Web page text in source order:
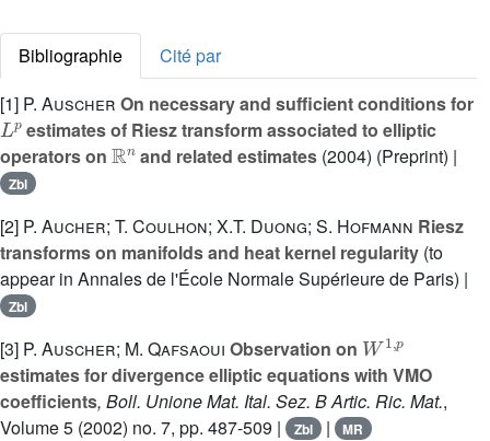
Bibliographie
Cité par
[1] P. Auscher On necessary and sufficient conditions for
Lp
estimates of Riesz transform associated to elliptic
operators on
ℝ n
and related estimates(2004) (Preprint) |
Zbl
[2] P. Aucher; T. Coulhon; X.T. Duong; S. Hofmann Riesz
transforms on manifolds and heat kernel regularity (to
appear in Annales de l'École Normale Supérieure de Paris) |
Zbl
[3] P. Auscher; M. Qafsaoui Observation on
1
estimates for divergence elliptic equations with VMO
coefficients, Boll. Unione Mat. Ital. Sez. B Artic. Ric. Mat.,
Volume 5 (2002) no. 7, pp. 487-509 | Zbl | MR